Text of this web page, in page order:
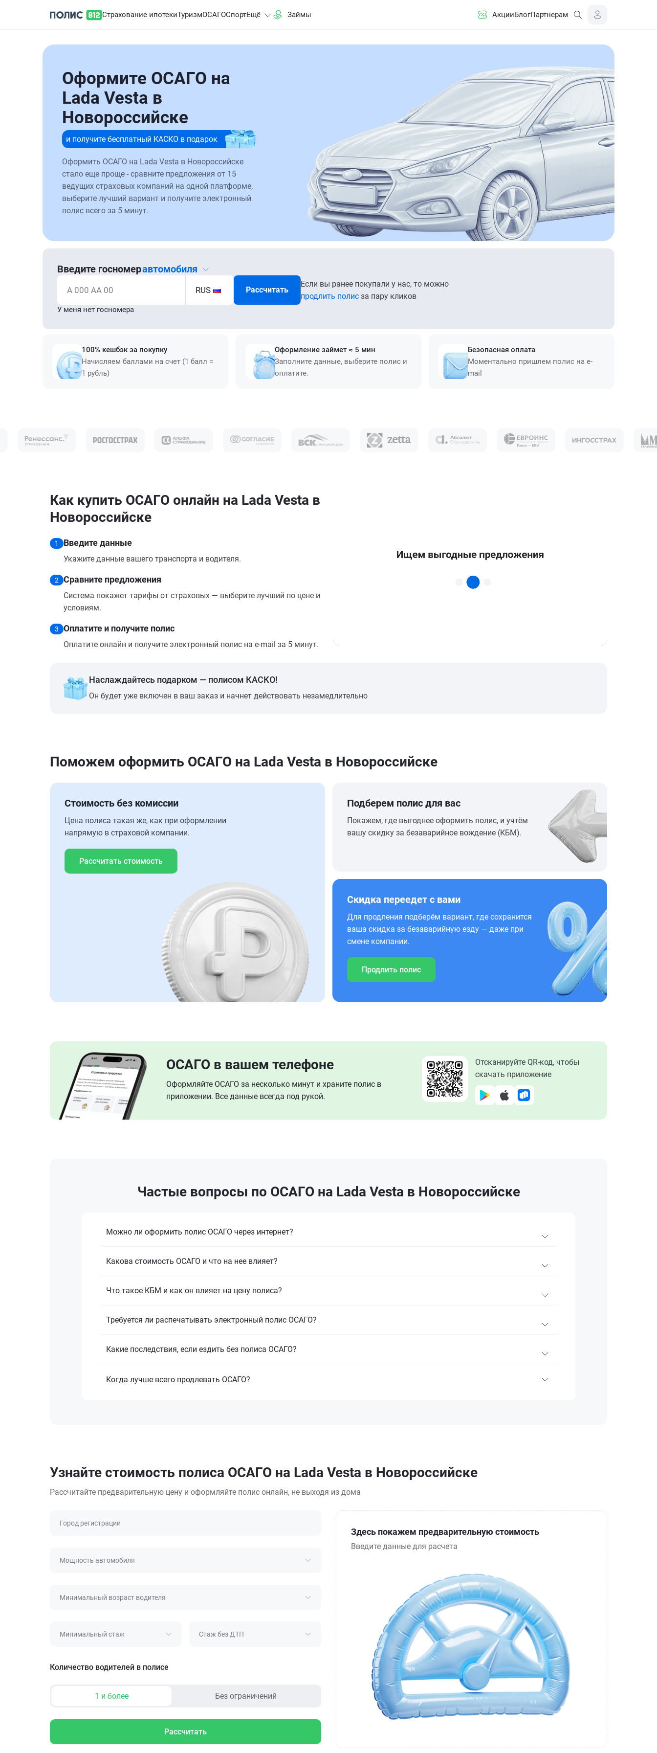
Страхование ипотекиТуризмОСАГОСпортЕщё Займы АкцииБлогПартнерам
Оформите ОСАГО на
Lada Vesta в
Новороссийске
и получите бесплатный КАСКО в подарок
Оформить ОСАГО на Lada Vesta в Новороссийске
стало еще проще - сравните предложения от 15
ведущих страховых компаний на одной платформе,
выберите лучший вариант и получите электронный
полис всего за 5 минут.
Введите госномеравтомобиля
А 000 АА 00 RUS Рассчитать
Если вы ранее покупали у нас, то можно
продлить полис за пару кликов
У меня нет госномера
100% кешбэк за покупку
Начисляем баллами на счет (1 балл =
1 рубль)
Оформление займет ≈ 5 мин
Заполните данные, выберите полис и
оплатите.
Безопасная оплата
Моментально пришлем полис на e-
mail
Как купить ОСАГО онлайн на Lada Vesta в
Новороссийске
1 Введите данные
Укажите данные вашего транспорта и водителя.
2 Сравните предложения
Система покажет тарифы от страховых — выберите лучший по цене и
условиям.
3 Оплатите и получите полис
Оплатите онлайн и получите электронный полис на e-mail за 5 минут.
Наслаждайтесь подарком — полисом КАСКО!
Он будет уже включен в ваш заказ и начнет действовать незамедлительно
Поможем оформить ОСАГО на Lada Vesta в Новороссийске
Стоимость без комиссии
Цена полиса такая же, как при оформлении
напрямую в страховой компании.
Рассчитать стоимость
Подберем полис для вас
Покажем, где выгоднее оформить полис, и учтём
вашу скидку за безаварийное вождение (КБМ).
Скидка переедет с вами
Для продления подберём вариант, где сохранится
ваша скидка за безаварийную езду — даже при
смене компании.
Продлить полис
ОСАГО в вашем телефоне
Оформляйте ОСАГО за несколько минут и храните полис в
приложении. Все данные всегда под рукой.
Отсканируйте QR-код, чтобы
скачать приложение
Частые вопросы по ОСАГО на Lada Vesta в Новороссийске
Можно ли оформить полис ОСАГО через интернет?
Какова стоимость ОСАГО и что на нее влияет?
Что такое КБМ и как он влияет на цену полиса?
Требуется ли распечатывать электронный полис ОСАГО?
Какие последствия, если ездить без полиса ОСАГО?
Когда лучше всего продлевать ОСАГО?
Узнайте стоимость полиса ОСАГО на Lada Vesta в Новороссийске
Рассчитайте предварительную цену и оформляйте полис онлайн, не выходя из дома
Город регистрации
Мощность автомобиля
Минимальный возраст водителя
Минимальный стаж Стаж без ДТП
Количество водителей в полисе
1 и более Без ограничений
Рассчитать
Здесь покажем предварительную стоимость
Введите данные для расчета